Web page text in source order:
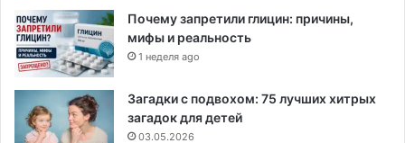
Почему запретили глицин: причины,
мифы и реальность
1 неделя ago
Загадки с подвохом: 75 лучших хитрых
загадок для детей
03.05.2026